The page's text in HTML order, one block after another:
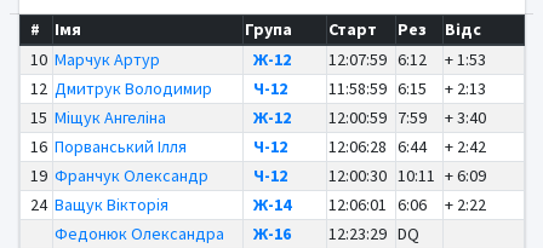
# Імя Група Старт Рез
Відс
10 Марчук Артур Ж-12 12:07:59 6:12
+ 1:53
12 Дмитрук Володимир Ч-12 11:58:59 6:15
+ 2:13
15 Міщук Ангеліна Ж-12 12:00:59 7:59
+ 3:40
16 Порванський Ілля Ч-12 12:06:28 6:44
+ 2:42
19 Франчук Олександр Ч-12 12:00:30 10:11 + 6:09
24 Ващук Вікторія Ж-14 12:06:01 6:06
+ 2:22
Федонюк Олександра
Ж-16 12:23:29 DQ